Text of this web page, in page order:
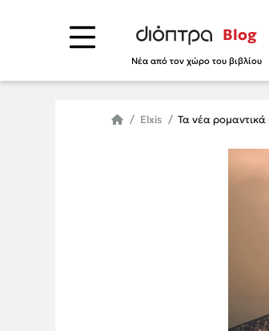
Blog
Νέα από τον χώρο του βιβλίου
Elxis Τα νέα ρομαντικά